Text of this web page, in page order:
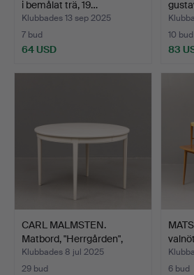
i bemålat trä, 19…
Klubbades 13 sep 2025
7 bud
64 USD
10 bud
83
CARL MALMSTEN.
Matbord, "Herrgården",
Boda…
Klubbades 8 jul 2025
29 bud
6 bud